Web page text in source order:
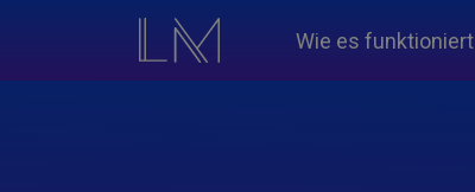
Wie es funktioniert